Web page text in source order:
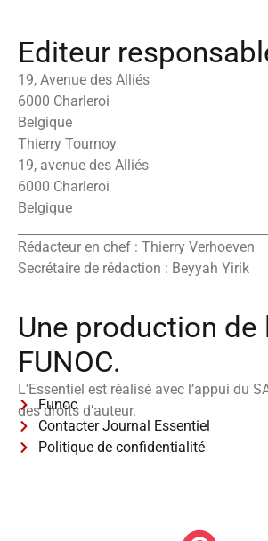
Editeur
19, Avenue des Alliés
6000 Charleroi
Belgique
Thierry Tournoy
19, avenue des Alliés
6000 Charleroi
Belgique
Rédacteur en chef : Thierry Verhoeven
Secrétaire de rédaction : Beyyah Yirik
Une production de
FUNOC.
L’Essentiel est réalisé avec l’appui du
des droits d’auteur.
Funoc
Contacter Journal Essentiel
Politique de confidentialité